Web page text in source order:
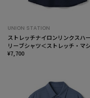
UNION STATION
ストレッチナイロンリンクスハ
リーブシャツ＜ストレッチ・マ
ォッシャブル・接触冷感＞
¥7,700